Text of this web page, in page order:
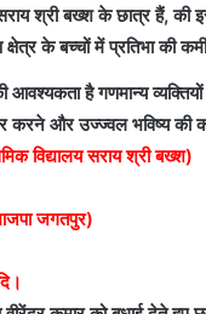
श्री बख्श के छात्र हैं, की
के बच्चों में प्रतिभा की
आवश्यकता हैगणमान्य
और उज्ज्वल भविष्य की
विद्यालय सराय श्री बख्श)
जगतपुर)